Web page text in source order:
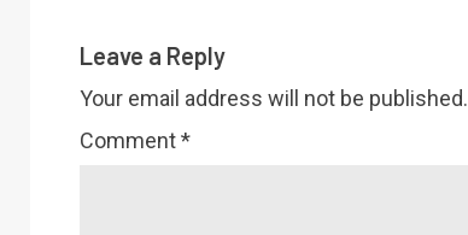
Leave a Reply
Your email address will not be published.
Comment*